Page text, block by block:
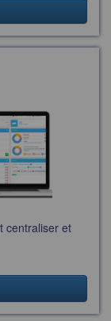
centraliser et